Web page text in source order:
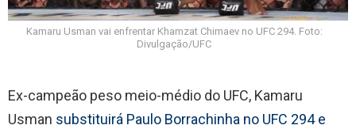
Kamaru Usman vai enfrentar Khamzat Chimaev no UFC 294. Foto:
Divulgação/UFC
Ex-campeão peso meio-médio do UFC, Kamaru
Usman substituirá Paulo Borrachinha no UFC 294 e